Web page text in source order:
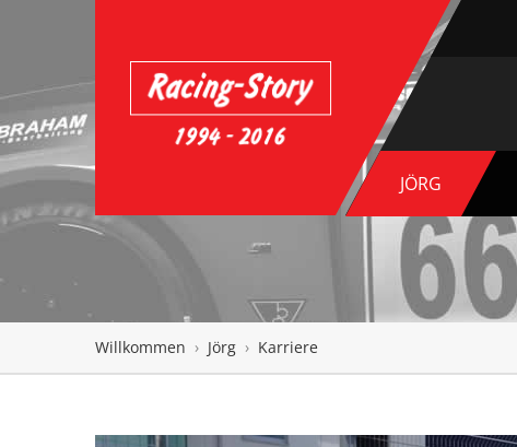
JÖRG
Willkommen › Jörg › Karriere